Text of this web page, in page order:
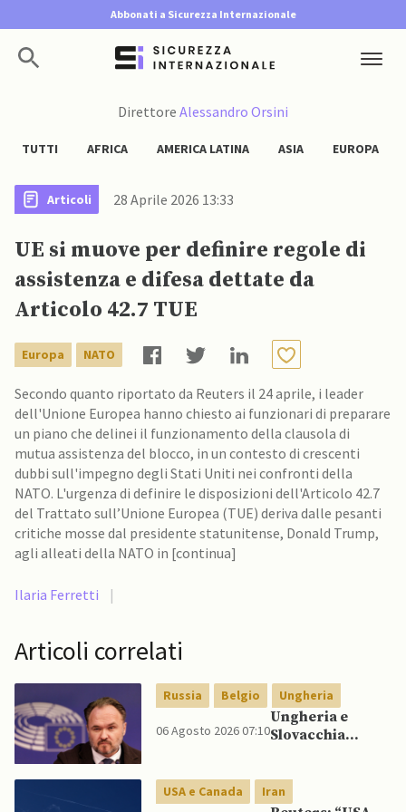
Abbonati a Sicurezza Internazionale
Direttore Alessandro Orsini
TUTTI AFRICA AMERICA LATINA ASIA EUROPA
Articoli 28 Aprile 2026 13:33
UE si muove per definire regole di
assistenza e difesa dettate da
Articolo 42.7 TUE
Europa NATO
Secondo quanto riportato da Reuters il 24 aprile, i leader
dell'Unione Europea hanno chiesto ai funzionari di preparare
un piano che delinei il funzionamento della clausola di
mutua assistenza del blocco, in un contesto di crescenti
dubbi sull'impegno degli Stati Uniti nei confronti della
NATO. L'urgenza di definire le disposizioni dell'Articolo 42.7
del Trattato sull’Unione Europea (TUE) deriva dalle pesanti
critiche mosse dal presidente statunitense, Donald Trump,
agli alleati della NATO in [continua]
Ilaria Ferretti |
Articoli correlati
Russia Belgio Ungheria
06 Agosto 2026 07:10
Ungheria e
Slovacchia
con petrolio
russo, mentre
USA e Canada Iran